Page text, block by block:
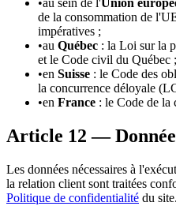
•au sein de l'Union
de la consommation de
impératives ;
•au Québec : la Loi sur la
et le Code civil du Québec ;
•en Suisse : le Code des
la concurrence déloyale
•en France : le Code de la
Article 12 —
Les données nécessaires à
la relation client sont traitées
Politique de confidentialité du site.